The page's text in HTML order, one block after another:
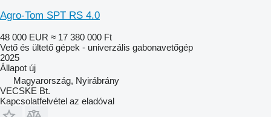
Agro-Tom SPT RS 4.0
48 000 EUR ≈ 17 380 000 Ft
Vető és ültető gépek - univerzális gabonavetőgép
2025
Állapot új
Magyarország, Nyirábrány
VECSKE Bt.
Kapcsolatfelvétel az eladóval